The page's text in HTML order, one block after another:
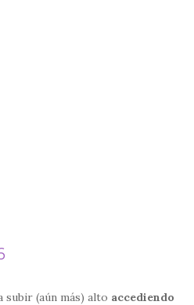
subir (aún más) alto accediendo